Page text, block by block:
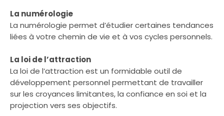
La numérologie
La numérologie permet d’étudier certaines tendances
liées à votre chemin de vie et à vos cycles personnels.
La loi de l’attraction
La loi de l’attraction est un formidable outil de
développement personnel permettant de travailler
sur les croyances limitantes, la confiance en soi et la
projection vers ses objectifs.